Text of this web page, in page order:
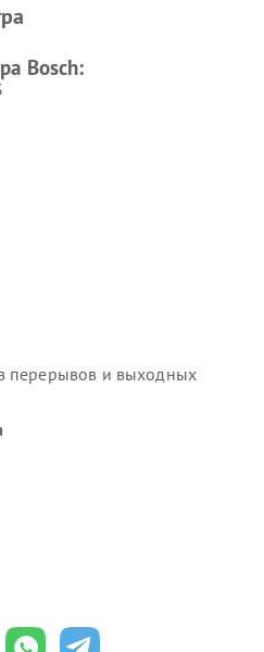
Ремонт морозильных камер
Bosch:
перерывов и выходных